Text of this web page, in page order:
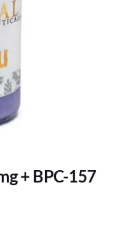
+ BPC-157